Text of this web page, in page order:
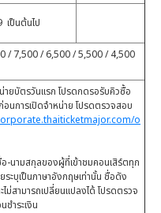
ป็นต้นไป
/ 7,500 / 6,500 / 5,500 / 4,500
ายบัตรวันแรก โปรดกดรอรับคิวซื้อ
อนการเปิดจำหน่าย โปรดตรวจสอบ
o
-นามสกุลของผู้ที่เข้าชมคอนเสิร์ตทุก
ะบุเป็นภาษาอังกฤษเท่านั้น ชื่อดัง
สามารถเปลี่ยนแปลงได้ โปรดตรวจ
ำระเงิน